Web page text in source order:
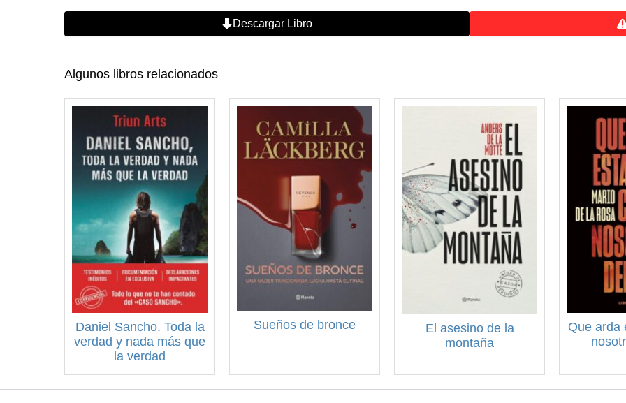
Descargar Libro
Algunos libros relacionados
Daniel Sancho. Toda la
verdad y nada más que
la verdad
Sueños de bronce
El asesino de la
montaña
Que arda